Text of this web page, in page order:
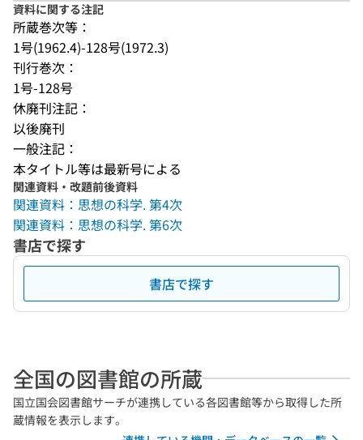
資料に関する注記
所蔵巻次等：
1号(1962.4)-128号(1972.3)
刊行巻次：
1号-128号
休廃刊注記：
以後廃刊
一般注記：
本タイトル等は最新号による
関連資料・改題前後資料
関連資料：思想の科学. 第4次
関連資料：思想の科学. 第6次
書店で探す
書店で探す
全国の図書館の所蔵
国立国会図書館サーチが連携している各図書館等から取得した所
蔵情報を表示します。